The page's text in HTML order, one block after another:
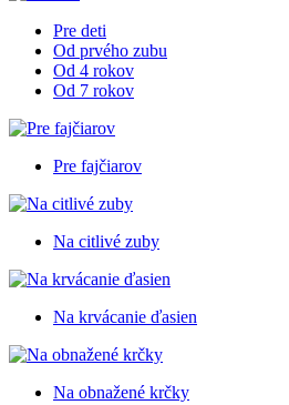
Pre deti
Od prvého zubu
Od 4 rokov
Od 7 rokov
Pre fajčiarov
Na citlivé zuby
Na krvácanie ďasien
Na obnažené krčky